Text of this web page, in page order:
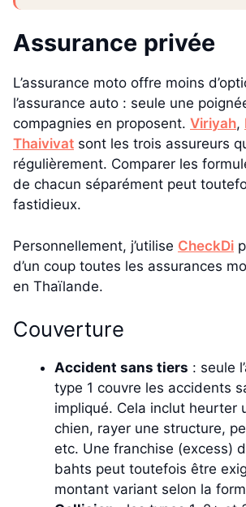
Assurance privée
L’assurance moto offre moins
l’assurance auto : seule une
compagnies en proposent. Viriyah,
Thaivivat sont les trois assureurs
régulièrement. Comparer les
de chacun séparément peut
fastidieux.
Personnellement, j’utilise CheckDi
d’un coup toutes les assurances
en Thaïlande.
Couverture
Accident sans tiers : seule
type 1 couvre les accidents
impliqué. Cela inclut heurter
chien, rayer une structure,
etc. Une franchise (excess)
bahts peut toutefois être
montant variant selon la